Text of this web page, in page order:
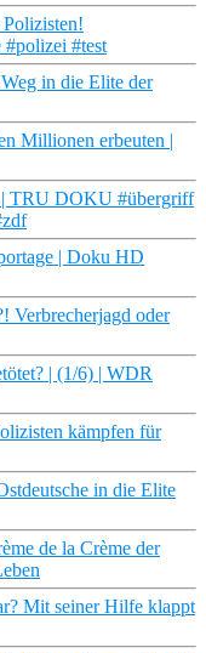
#polizei #test
in die Elite der
Millionen erbeuten |
| TRU DOKU #übergriff
| Doku HD
Verbrecherjagd oder
| (1/6) | WDR
kämpfen für
in die Elite
de la Crème der
Mit seiner Hilfe klappt